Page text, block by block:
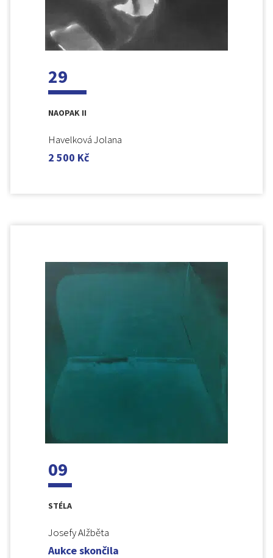
29
NAOPAK II
Havelková Jolana
2 500 Kč
09
STÉLA
Josefy Alžběta
Aukce skončila